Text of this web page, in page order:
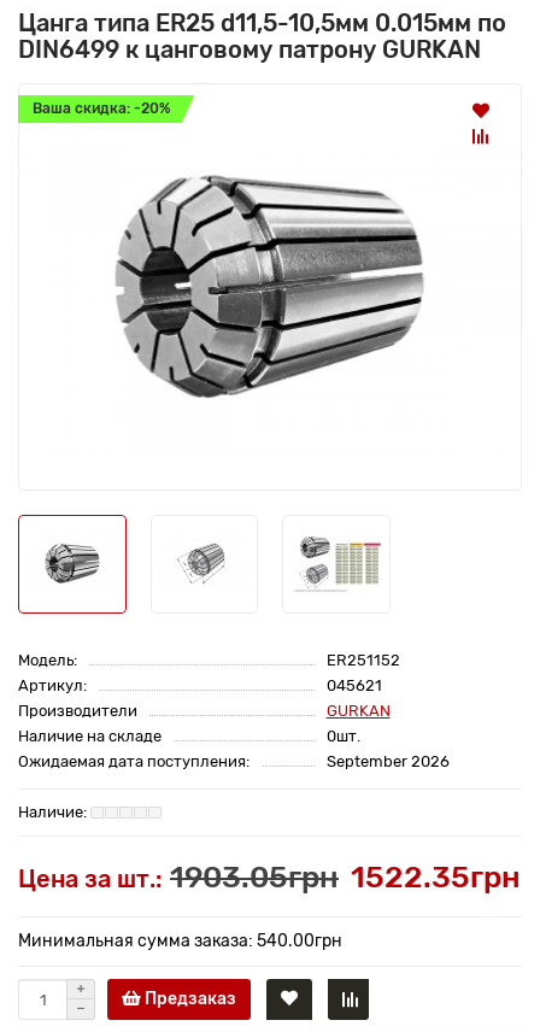
Цанга типа ER25 d11,5-10,5мм 0.015мм по
DIN6499 к цанговому патрону GURKAN
Ваша скидка: -20%
Модель:
ER251152
Артикул:
045621
Производители
GURKAN
Наличие на складе
0шт.
Ожидаемая дата поступления:
September 2026
Цена за шт.: 1903.05грн 1522.35грн
Минимальная сумма заказа: 540.00грн
Предзаказ